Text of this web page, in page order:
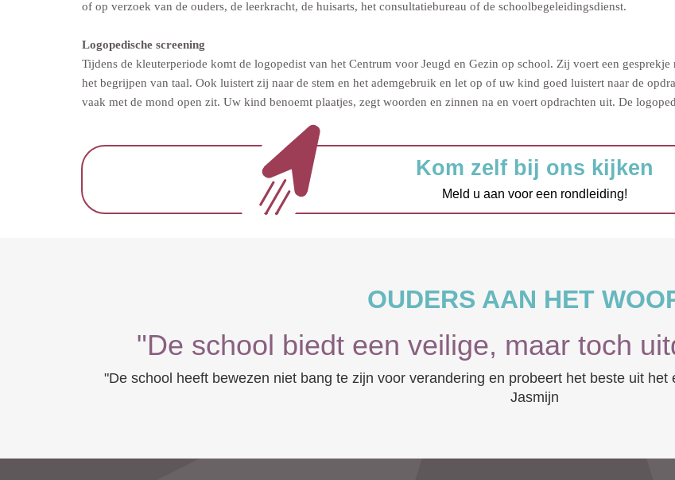
of op verzoek van de ouders, de leerkracht, de huisarts, het consultatiebureau of de schoolbegeleidingsdienst.
Logopedische screening
Tijdens de kleuterperiode komt de logopedist van het Centrum voor Jeugd en Gezin op school. Zij voert een
het begrijpen van taal. Ook luistert zij naar de stem en het ademgebruik en let op of uw kind goed luistert naar de
vaak met de mond open zit. Uw kind benoemt plaatjes, zegt woorden en zinnen na en voert opdrachten uit. De
Kom zelf bij ons kijken
Meld u aan voor een rondleiding!
OUDERS AAN HET
"De school biedt een veilige, maar toch
"De school heeft bewezen niet bang te zijn voor verandering en probeert het beste uit
Jasmijn